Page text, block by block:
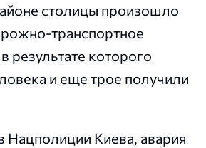
столицы произошло
транспортное
результате которого
и еще трое получили
Нацполиции Киева, авария